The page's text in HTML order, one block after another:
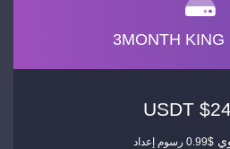
3MONTH KING
$0.99 رسوم إعداد